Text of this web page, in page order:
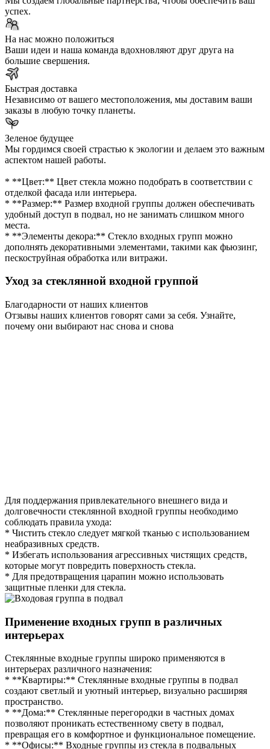
успех.
На нас можно положиться
Ваши идеи и наша команда вдохновляют друг друга на
большие свершения.
Быстрая доставка
Независимо от вашего местоположения, мы доставим ваши
заказы в любую точку планеты.
Зеленое будущее
Мы гордимся своей страстью к экологии и делаем это важным
аспектом нашей работы.
* **Цвет:** Цвет стекла можно подобрать в соответствии с
отделкой фасада или интерьера.
* **Размер:** Размер входной группы должен обеспечивать
удобный доступ в подвал, но не занимать слишком много
места.
* **Элементы декора:** Стекло входных групп можно
дополнять декоративными элементами, такими как фьюзинг,
пескоструйная обработка или витражи.
Уход за стеклянной входной группой
Благодарности от наших клиентов
Отзывы наших клиентов говорят сами за себя. Узнайте,
почему они выбирают нас снова и снова
Для поддержания привлекательного внешнего вида и
долговечности стеклянной входной группы необходимо
соблюдать правила ухода:
* Чистить стекло следует мягкой тканью с использованием
неабразивных средств.
* Избегать использования агрессивных чистящих средств,
которые могут повредить поверхность стекла.
* Для предотвращения царапин можно использовать
защитные пленки для стекла.
Применение входных групп в различных
интерьерах
Стеклянные входные группы широко применяются в
интерьерах различного назначения:
* **Квартиры:** Стеклянные входные группы в подвал
создают светлый и уютный интерьер, визуально расширяя
пространство.
* **Дома:** Стеклянные перегородки в частных домах
позволяют проникать естественному свету в подвал,
превращая его в комфортное и функциональное помещение.
* **Офисы:** Входные группы из стекла в подвальных